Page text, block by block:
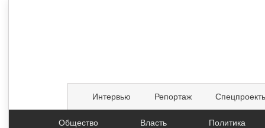
Интервью Репортаж
Общество Власть Политика